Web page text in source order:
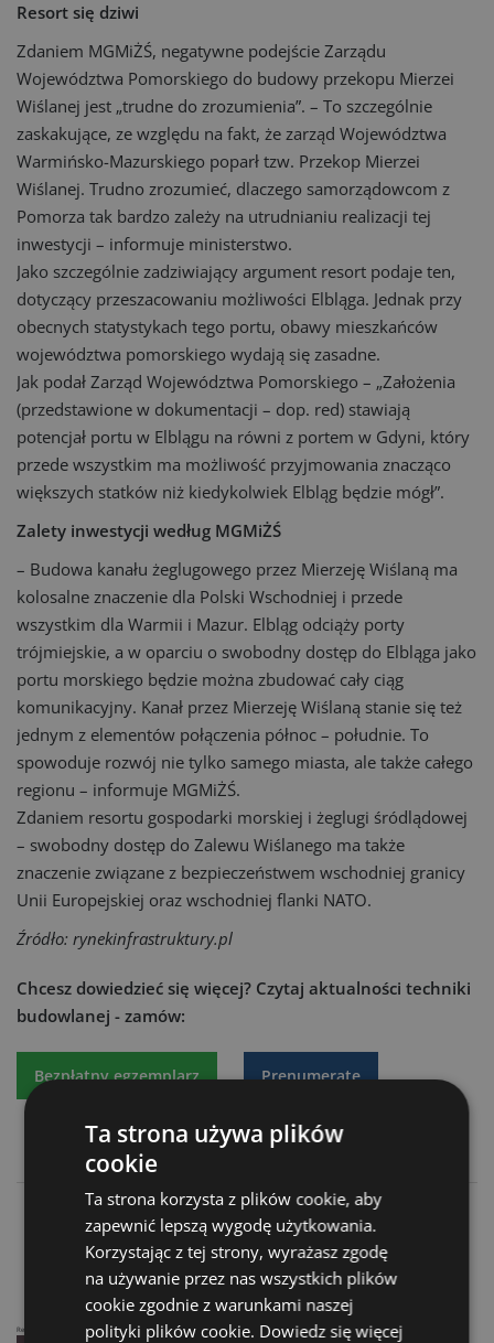
Resort się dziwi
Zdaniem MGMiŻŚ, negatywne podejście Zarządu
Województwa Pomorskiego do budowy przekopu Mierzei
Wiślanej jest „trudne do zrozumienia”. – To szczególnie
zaskakujące, ze względu na fakt, że zarząd Województwa
Warmińsko-Mazurskiego poparł tzw. Przekop Mierzei
Wiślanej. Trudno zrozumieć, dlaczego samorządowcom z
Pomorza tak bardzo zależy na utrudnianiu realizacji tej
inwestycji – informuje ministerstwo.
Jako szczególnie zadziwiający argument resort podaje ten,
dotyczący przeszacowaniu możliwości Elbląga. Jednak przy
obecnych statystykach tego portu, obawy mieszkańców
województwa pomorskiego wydają się zasadne.
Jak podał Zarząd Województwa Pomorskiego – „Założenia
(przedstawione w dokumentacji – dop. red) stawiają
potencjał portu w Elblągu na równi z portem w Gdyni, który
przede wszystkim ma możliwość przyjmowania znacząco
większych statków niż kiedykolwiek Elbląg będzie mógł”.
Zalety inwestycji według MGMiŻŚ
– Budowa kanału żeglugowego przez Mierzeję Wiślaną ma
kolosalne znaczenie dla Polski Wschodniej i przede
wszystkim dla Warmii i Mazur. Elbląg odciąży porty
trójmiejskie, a w oparciu o swobodny dostęp do Elbląga jako
portu morskiego będzie można zbudować cały ciąg
komunikacyjny. Kanał przez Mierzeję Wiślaną stanie się też
jednym z elementów połączenia północ – południe. To
spowoduje rozwój nie tylko samego miasta, ale także całego
regionu – informuje MGMiŻŚ.
Zdaniem resortu gospodarki morskiej i żeglugi śródlądowej
– swobodny dostęp do Zalewu Wiślanego ma także
znaczenie związane z bezpieczeństwem wschodniej granicy
Unii Europejskiej oraz wschodniej flanki NATO.
Źródło: rynekinfrastruktury.pl
Chcesz dowiedzieć się więcej? Czytaj aktualności techniki
budowlanej - zamów:
Bezpłatny egzemplarz Prenumeratę
Chińska firma zbuduje odcinek Zakopianki
Polska i Słowacja porozumiały się w sprawie Via Carpatii
Reklama
Ta strona używa plików
cookie
Ta strona korzysta z plików cookie, aby
zapewnić lepszą wygodę użytkowania.
Korzystając z tej strony, wyrażasz zgodę
na używanie przez nas wszystkich plików
cookie zgodnie z warunkami naszej
polityki plików cookie. Dowiedz się więcej